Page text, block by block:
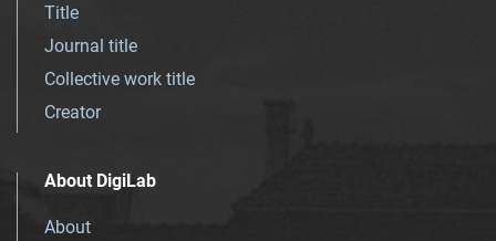
Title
Journal title
Collective work title
Creator
About DigiLab
About